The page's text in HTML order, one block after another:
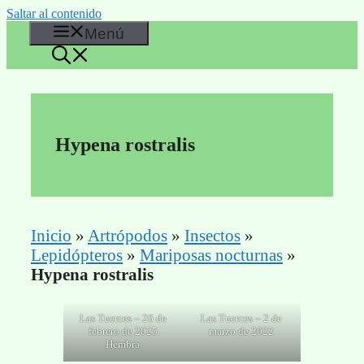
Saltar al contenido
Menú
Hypena rostralis
Inicio » Artrópodos » Insectos »
Lepidópteros » Mariposas nocturnas »
Hypena rostralis
Las Tuerces – 26 de
febrero de 2025
Hembra
Las Tuerces – 2 de
marzo de 2022